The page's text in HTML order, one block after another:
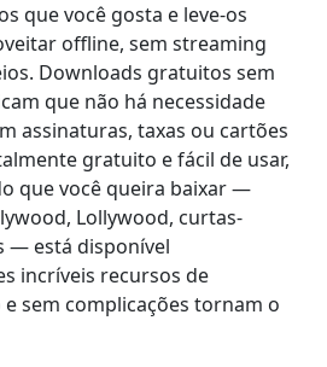
que você gosta e leve-os
offline, sem streaming
Downloads gratuitos sem
que não há necessidade
assinaturas, taxas ou cartões
gratuito e fácil de usar,
que você queira baixar —
Lollywood, curtas-
— está disponível
incríveis recursos de
sem complicações tornam o